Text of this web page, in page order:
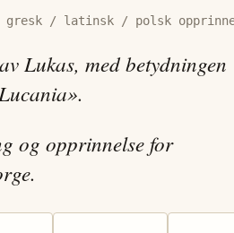
gresk / latinsk / polsk
Lukas, med betydningen
og opprinnelse for